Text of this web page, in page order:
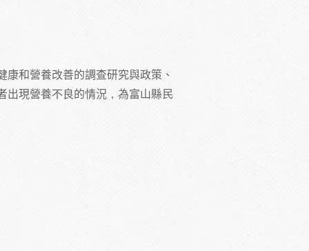
和營養改善的調查研究與政策、
出現營養不良的情況，為富山縣民